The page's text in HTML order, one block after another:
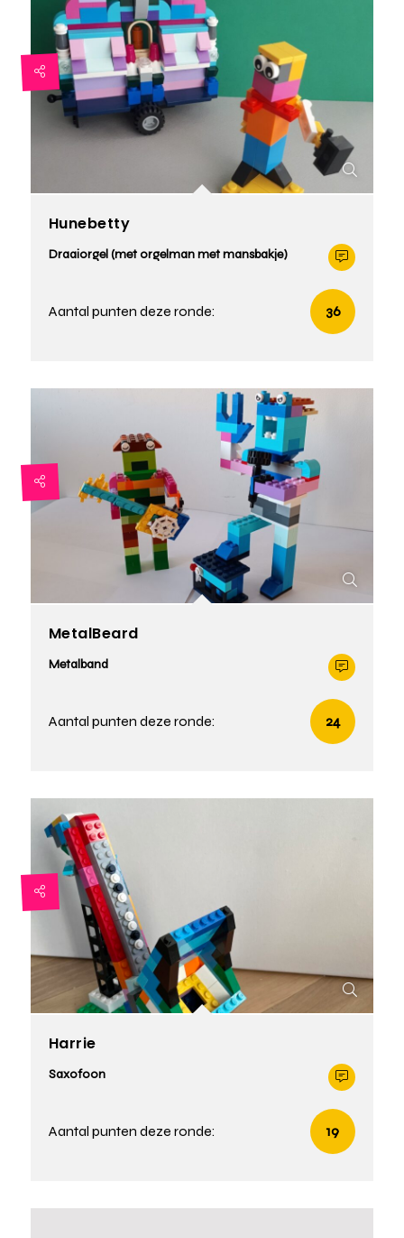
Hunebetty
Draaiorgel (met orgelman met mansbakje)
Aantal punten deze ronde: 36
MetalBeard
Metalband
Aantal punten deze ronde: 24
Harrie
Saxofoon
Aantal punten deze ronde: 19